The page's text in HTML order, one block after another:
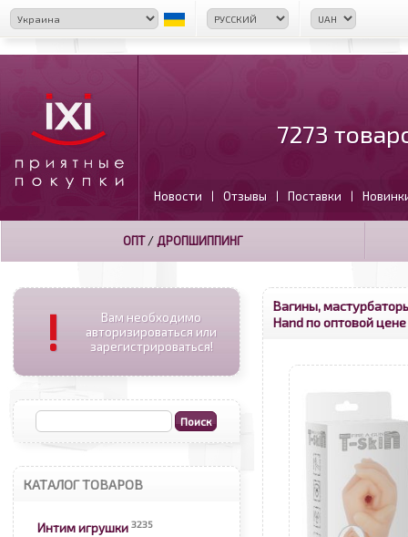
7273
Новости | Отзывы | Поставки |
ОПТ/ ДРОПШИППИНГ
!
Вам необходимо
авторизироваться или
зарегистрироваться!
КАТАЛОГ ТОВАРОВ
Интим игрушки 3235
Вагины,
Hand по оптовой цене